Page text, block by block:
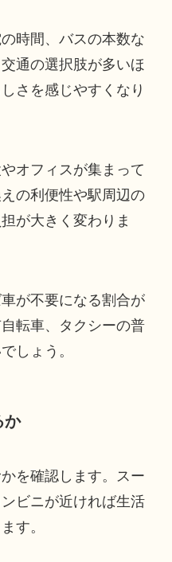
時間、バスの本数な
通の選択肢が多いほ
さを感じやすくなり
オフィスが集まって
の利便性や駅周辺の
が大きく変わりま
が不要になる割合が
転車、タクシーの普
しょう。
か
を確認します。スー
ビニが近ければ生活
す。